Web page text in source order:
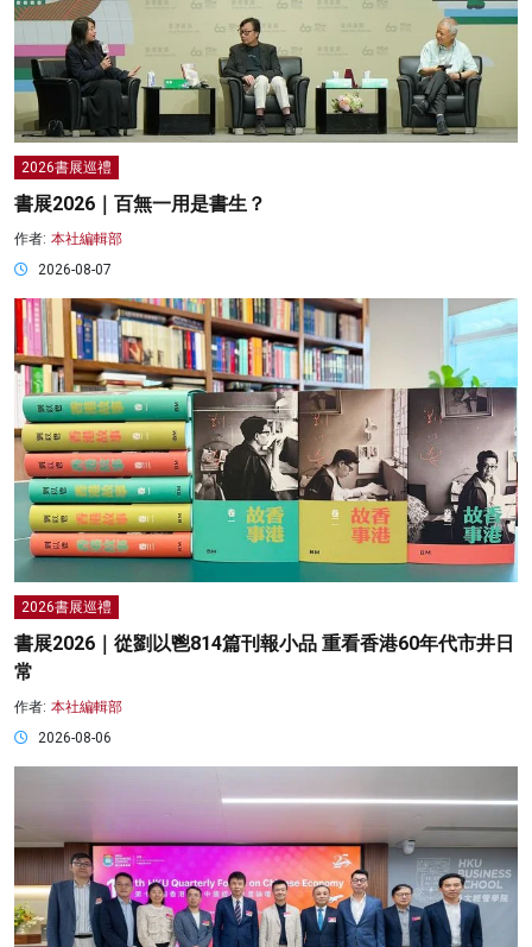
2026書展巡禮
書展2026｜百無一用是書生？
作者: 本社編輯部
2026-08-07
2026書展巡禮
書展2026｜從劉以鬯814篇刊報小品 重看香港60年代市井日
常
作者: 本社編輯部
2026-08-06